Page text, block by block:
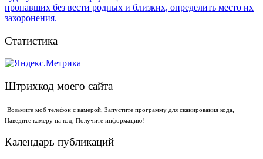
Статистика
Штрихкод моего сайта
Возьмите моб телефон с камерой, Запустите программу для сканирования кода,
Наведите камеру на код, Получите информацию!
Календарь публикаций